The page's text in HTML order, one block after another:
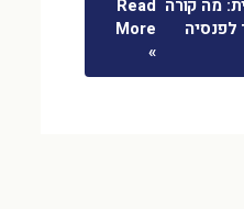
מה קורה
לפנסיה
Read
More
»